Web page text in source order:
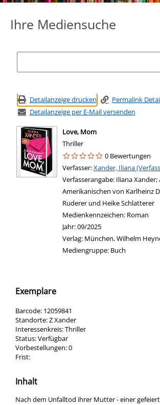
Ihre Mediensuche
Detailanzeige drucken
Permalink
Detailanzeige per E-Mail versenden
Love, Mom
Thriller
0 Bewertungen
Verfasser:Suche nach diesem
Xander, Iliana
Verfasserangabe: Iliana Xander;
Amerikanischen von Karlheinz
Ruderer und Heike Schlatterer
Medienkennzeichen: Roman
Jahr:09/2025
Verlag: München, Wilhelm
Mediengruppe: Buch
Exemplare
Barcode: 12059841
Standorte:Z Xander
Interessenkreis:Thriller
Status:Verfügbar
Vorbestellungen:0
Frist:
Inhalt
Nach dem Unfalltod ihrer Mutter - einer